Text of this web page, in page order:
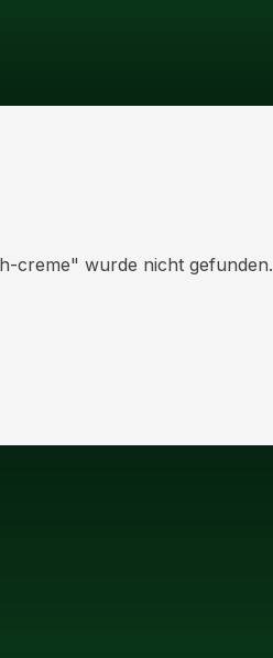
creme" wurde nicht gefunden.